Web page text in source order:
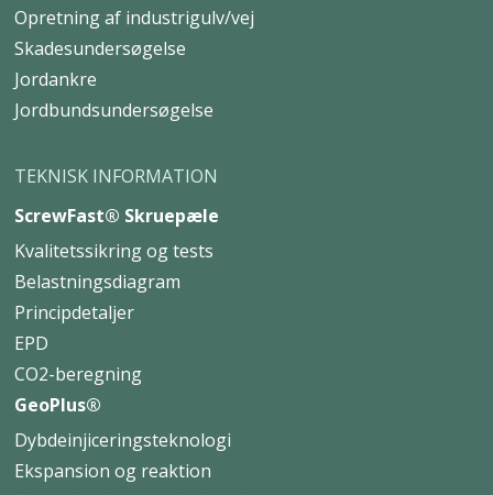
Opretning af industrigulv/vej
Skadesundersøgelse
Jordankre
Jordbundsundersøgelse
TEKNISK INFORMATION
ScrewFast® Skruepæle
Kvalitetssikring og tests
Belastningsdiagram
Principdetaljer
EPD
CO2-beregning
GeoPlus®
Dybdeinjiceringsteknologi
Ekspansion og reaktion